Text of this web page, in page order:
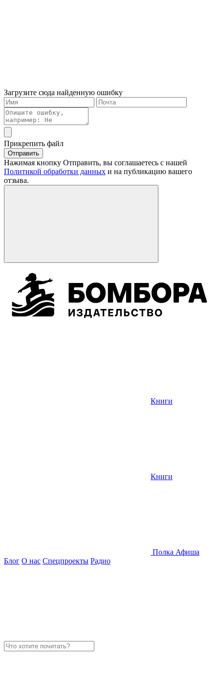
Загрузите сюда найденную ошибку
Прикрепить файл
Отправить
Нажимая кнопку Отправить, вы соглашаетесь с нашей
Политикой обработки данных и на публикацию вашего
отзыва.
Книги
Книги
Полка Афиша
Блог О нас Спецпроекты Радио